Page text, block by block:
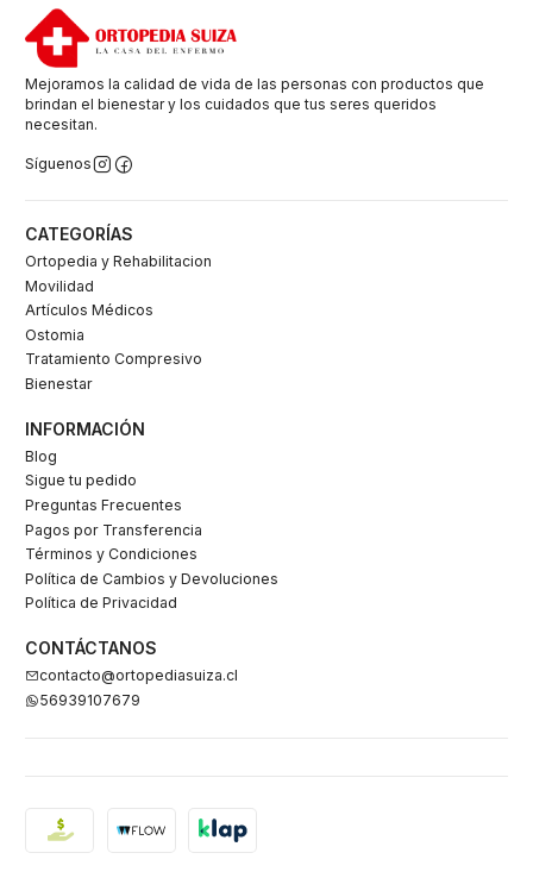
Mejoramos la calidad de vida de las personas con productos que
brindan el bienestar y los cuidados que tus seres queridos
necesitan.
Síguenos
CATEGORÍAS
Ortopedia y Rehabilitacion
Movilidad
Artículos Médicos
Ostomia
Tratamiento Compresivo
Bienestar
INFORMACIÓN
Blog
Sigue tu pedido
Preguntas Frecuentes
Pagos por Transferencia
Términos y Condiciones
Política de Cambios y Devoluciones
Política de Privacidad
CONTÁCTANOS
contacto@ortopediasuiza.cl
56939107679